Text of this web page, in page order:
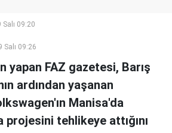
09:20
Salı 09:26
yapan FAZ gazetesi, Barış
ardından yaşanan
Manisa'da
tehlikeye attığını